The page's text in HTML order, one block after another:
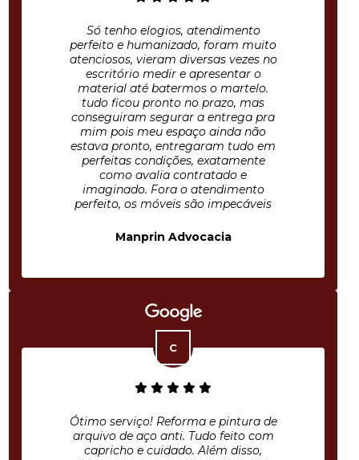
Só tenho elogios, atendimento
perfeito e humanizado, foram muito
atenciosos, vieram diversas vezes no
escritório medir e apresentar o
material até batermos o martelo.
tudo ficou pronto no prazo, mas
conseguiram segurar a entrega pra
mim pois meu espaço ainda não
estava pronto, entregaram tudo em
perfeitas condições, exatamente
como avalia contratado e
imaginado. Fora o atendimento
perfeito, os móveis são impecáveis
Manprin Advocacia
Ótimo serviço! Reforma e pintura de
arquivo de aço anti. Tudo feito com
capricho e cuidado. Além disso,